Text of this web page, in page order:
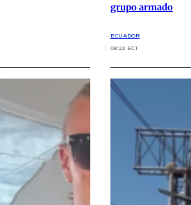
grupo armado
ECUADOR
08:22 ECT